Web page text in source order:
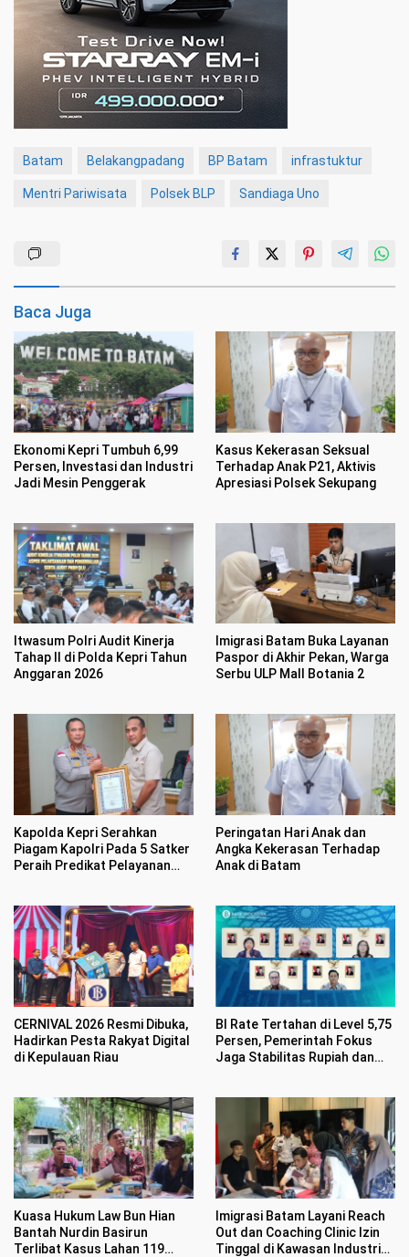
Batam Belakangpadang BP Batam infrastuktur
Mentri Pariwisata Polsek BLP Sandiaga Uno
Baca Juga
Ekonomi Kepri Tumbuh 6,99
Persen, Investasi dan Industri
Jadi Mesin Penggerak
Kasus Kekerasan Seksual
Terhadap Anak P21, Aktivis
Apresiasi Polsek Sekupang
Itwasum Polri Audit Kinerja
Tahap II di Polda Kepri Tahun
Anggaran 2026
Imigrasi Batam Buka Layanan
Paspor di Akhir Pekan, Warga
Serbu ULP Mall Botania 2
Kapolda Kepri Serahkan
Piagam Kapolri Pada 5 Satker
Peraih Predikat Pelayanan
Peringatan Hari Anak dan
Angka Kekerasan Terhadap
Anak di Batam
CERNIVAL 2026 Resmi Dibuka,
Hadirkan Pesta Rakyat Digital
di Kepulauan Riau
BI Rate Tertahan di Level 5,75
Persen, Pemerintah Fokus
Jaga Stabilitas Rupiah dan
Kuasa Hukum Law Bun Hian
Bantah Nurdin Basirun
Terlibat Kasus Lahan 119
Imigrasi Batam Layani Reach
Out dan Coaching Clinic Izin
Tinggal di Kawasan Industri